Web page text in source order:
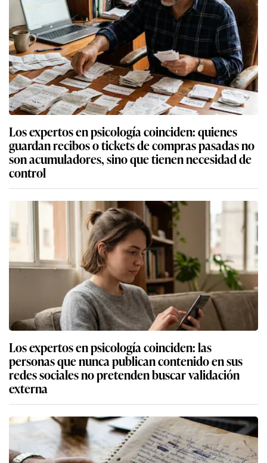
Los expertos en psicología coinciden: quienes
guardan recibos o tickets de compras pasadas no
son acumuladores, sino que tienen necesidad de
control
Los expertos en psicología coinciden: las
personas que nunca publican contenido en sus
redes sociales no pretenden buscar validación
externa